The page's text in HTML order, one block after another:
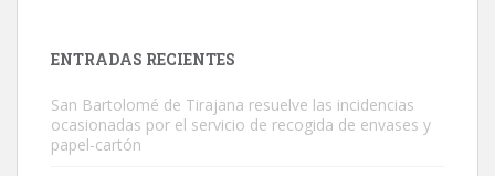
ENTRADAS RECIENTES
San Bartolomé de Tirajana resuelve las incidencias
ocasionadas por el servicio de recogida de envases y
papel-cartón